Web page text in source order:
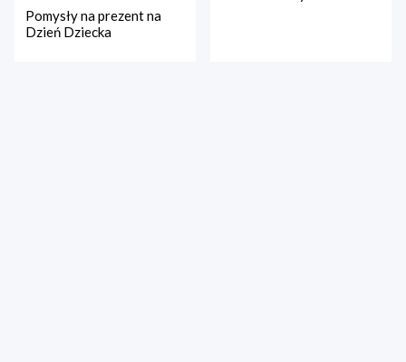
Pomysły na prezent na
Dzień Dziecka